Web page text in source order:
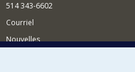
514 343-6602
Courriel
Nouvelles